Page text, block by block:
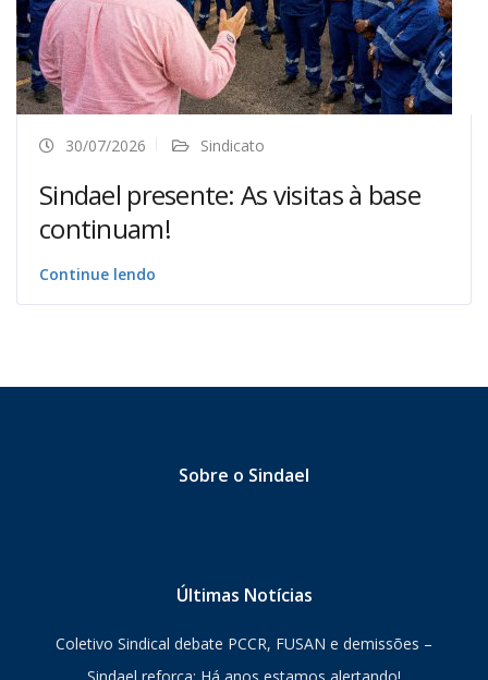
30/07/2026 Sindicato
Sindael presente: As visitas à base
continuam!
Continue lendo
Sobre o Sindael
Últimas Notícias
Coletivo Sindical debate PCCR, FUSAN e demissões –